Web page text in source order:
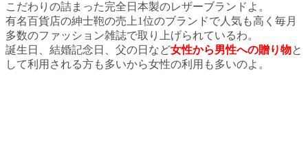
こだわりの詰まった完全日本製のレザーブランドよ。
有名百貨店の紳士鞄の売上1位のブランドで人気も高く毎月
多数のファッション雑誌で取り上げられているわ。
誕生日、結婚記念日、父の日など女性から男性への贈り物と
して利用される方も多いから女性の利用も多いのよ。